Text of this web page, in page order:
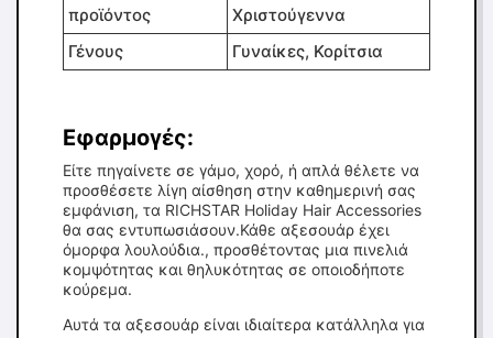
προϊόντος
Χριστούγεννα
Γένους
Γυναίκες, Κορίτσια
Εφαρμογές:
Είτε πηγαίνετε σε γάμο, χορό, ή απλά θέλετε να
προσθέσετε λίγη αίσθηση στην καθημερινή σας
εμφάνιση, τα RICHSTAR Holiday Hair Accessories
θα σας εντυπωσιάσουν.Κάθε αξεσουάρ έχει
όμορφα λουλούδια., προσθέτοντας μια πινελιά
κομψότητας και θηλυκότητας σε οποιοδήποτε
κούρεμα.
Αυτά τα αξεσουάρ είναι ιδιαίτερα κατάλληλα για